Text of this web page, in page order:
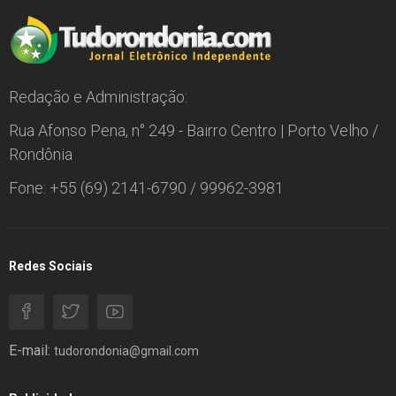
Redação e Administração:
Rua Afonso Pena, n° 249 - Bairro Centro | Porto Velho /
Rondônia
Fone: +55 (69) 2141-6790 / 99962-3981
Redes Sociais
E-mail: tudorondonia@gmail.com